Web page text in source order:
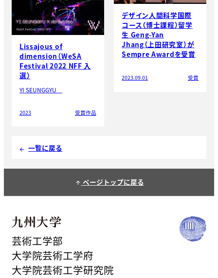
Lissajous of
dimension（WeSA
Festival 2022 NFF 入
選）
YI SEUNGGYU
2023 受賞作品
デザイン人間科学国際
コース（博士課程）留学
生 Geng-Yan
Jhang（上田研究室）が
Sempre Awardを受賞
2023.09.01 受賞
arrow_back 一覧に戻る
arrow_upward ページトップに戻る
芸術工学部
大学院芸術工学府
大学院芸術工学研究院